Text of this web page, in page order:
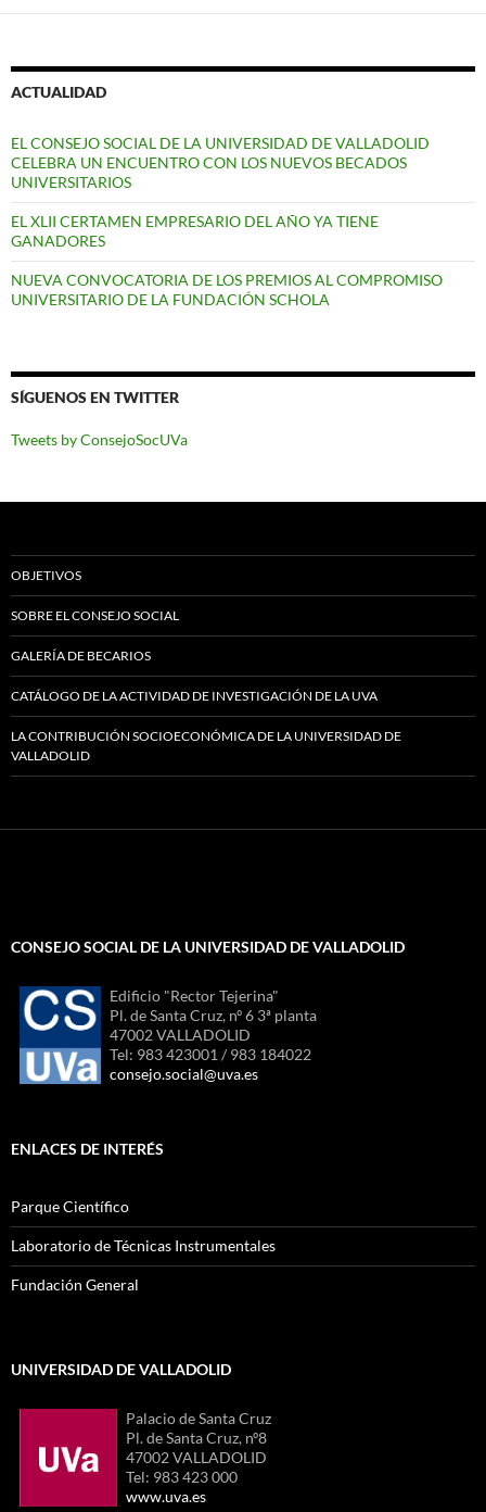
ACTUALIDAD
EL CONSEJO SOCIAL DE LA UNIVERSIDAD DE VALLADOLID
CELEBRA UN ENCUENTRO CON LOS NUEVOS BECADOS
UNIVERSITARIOS
EL XLII CERTAMEN EMPRESARIO DEL AÑO YA TIENE
GANADORES
NUEVA CONVOCATORIA DE LOS PREMIOS AL COMPROMISO
UNIVERSITARIO DE LA FUNDACIÓN SCHOLA
SÍGUENOS EN TWITTER
Tweets by ConsejoSocUVa
OBJETIVOS
SOBRE EL CONSEJO SOCIAL
GALERÍA DE BECARIOS
CATÁLOGO DE LA ACTIVIDAD DE INVESTIGACIÓN DE LA UVA
LA CONTRIBUCIÓN SOCIOECONÓMICA DE LA UNIVERSIDAD DE
VALLADOLID
CONSEJO SOCIAL DE LA UNIVERSIDAD DE VALLADOLID
Edificio "Rector Tejerina"
Pl. de Santa Cruz, nº 6 3ª planta
47002 VALLADOLID
Tel: 983 423001 / 983 184022
consejo.social@uva.es
ENLACES DE INTERÉS
Parque Científico
Laboratorio de Técnicas Instrumentales
Fundación General
UNIVERSIDAD DE VALLADOLID
Palacio de Santa Cruz
Pl. de Santa Cruz, nº8
47002 VALLADOLID
Tel: 983 423 000
www.uva.es